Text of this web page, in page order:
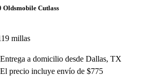
Oldsmobile Cutlass
millas
Entrega a domicilio desde Dallas, TX
El precio incluye envío de $775